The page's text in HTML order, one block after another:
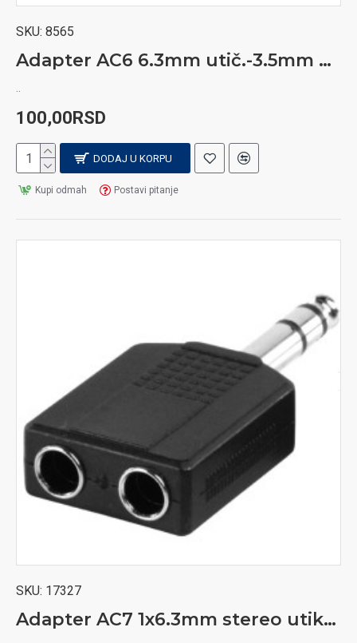
SKU: 8565
Adapter AC6 6.3mm utič.-3.5mm Stereo utik.
100,00RSD
DODAJ U KORPU
Kupi odmah Postavi pitanje
SKU: 17327
Adapter AC7 1x6.3mm stereo utikač -2x6.3mmm uticnica